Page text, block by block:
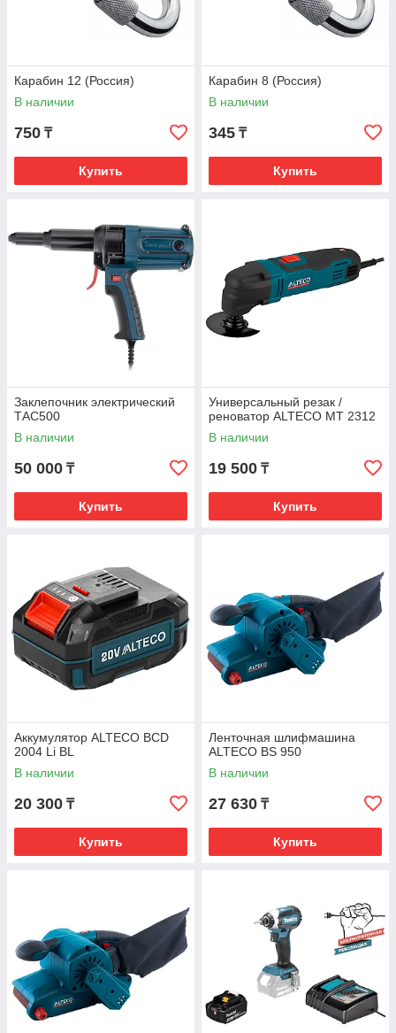
Карабин 12 (Россия)
В наличии
750 ₸
Купить
Карабин 8 (Россия)
В наличии
345 ₸
Купить
Заклепочник электрический
ТАС500
В наличии
50 000 ₸
Купить
Универсальный резак /
реноватор ALTECO MT 2312
В наличии
19 500 ₸
Купить
Аккумулятор ALTECO BCD
2004 Li BL
В наличии
20 300 ₸
Купить
Ленточная шлифмашина
ALTECO BS 950
В наличии
27 630 ₸
Купить